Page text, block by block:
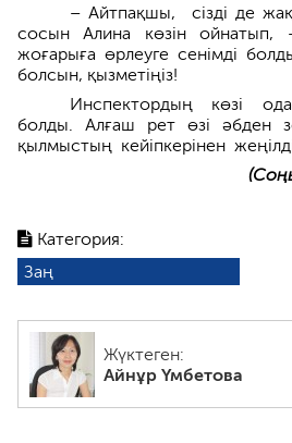
Категория:
Заң
Жүктеген:
Айнұр Үмбетова
– Айтпақшы, сізді де
сосын Алина көзін ойнатып,
жоғарыға өрлеуге сенімді
болсын, қызметіңіз!
Инспектордың көзі
болды. Алғаш рет өзі әбден
қылмыс­тың кейіпкерінен